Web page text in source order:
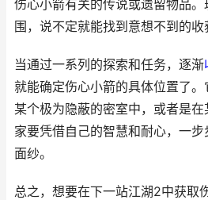
伤心小箭有关的传说或遗留物品
围，说不定就能找到意想不到的收
当通过一系列的探索和任务，逐渐
就能确定伤心小箭的具体位置了
某个极为隐蔽的密室中，或者是
家要凭借自己的智慧和耐心，一
面纱。
总之，想要在下一站江湖2中获取